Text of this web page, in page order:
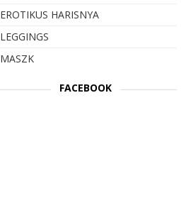
EROTIKUS HARISNYA
LEGGINGS
MASZK
FACEBOOK